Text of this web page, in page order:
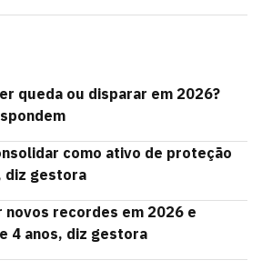
queda ou disparar em 2026?
como ativo de proteção
diz gestora
novos recordes em 2026 e
4 anos, diz gestora